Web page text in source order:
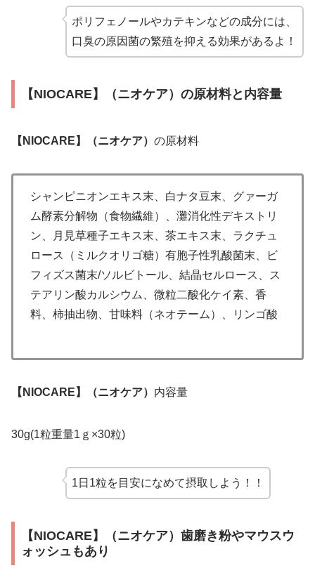
ポリフェノールやカテキンなどの成分には、
口臭の原因菌の繁殖を抑える効果があるよ！
【NIOCARE】（ニオケア）の原材料と内容量
【NIOCARE】（ニオケア） の原材料
シャンピニオンエキス末、白ナタ豆末、グァーガ
ム酵素分解物（食物繊維）、灘消化性デキストリ
ン、月見草種子エキス末、茶エキス末、ラクチュ
ロース（ミルクオリゴ糖）有胞子性乳酸菌末、ビ
フィズス菌末/ソルビトール、結晶セルロース、ス
テアリン酸カルシウム、微粒二酸化ケイ素、香
料、柿抽出物、甘味料（ネオテーム）、リンゴ酸
【NIOCARE】（ニオケア） 内容量
30g(1粒重量1ｇ×30粒)
1日1粒を目安になめて摂取しよう！！
【NIOCARE】（ニオケア）歯磨き粉やマウスウ
ォッシュもあり